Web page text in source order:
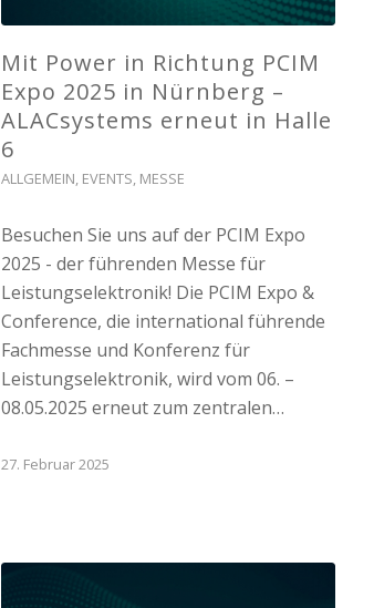
Mit Power in Richtung PCIM
Expo 2025 in Nürnberg –
ALACsystems erneut in Halle
6
ALLGEMEIN, EVENTS, MESSE
Besuchen Sie uns auf der PCIM Expo
2025 - der führenden Messe für
Leistungselektronik! Die PCIM Expo &
Conference, die international führende
Fachmesse und Konferenz für
Leistungselektronik, wird vom 06. –
08.05.2025 erneut zum zentralen…
27. Februar 2025